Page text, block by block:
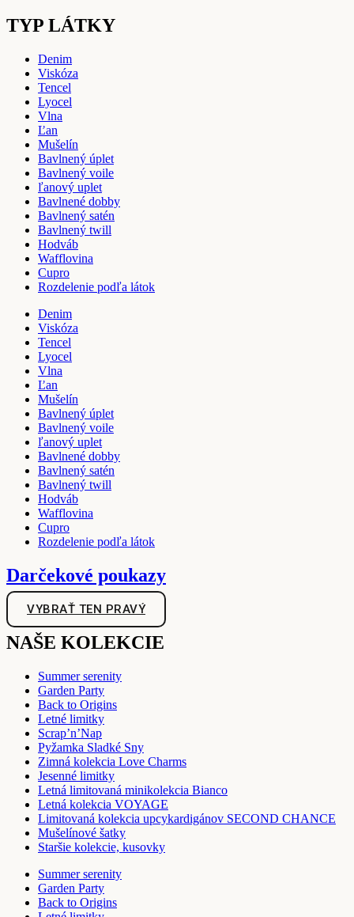
TYP LÁTKY
Denim
Viskóza
Tencel
Lyocel
Vlna
Ľan
Mušelín
Bavlnený úplet
Bavlnený voile
ľanový uplet
Bavlnené dobby
Bavlnený satén
Bavlnený twill
Hodváb
Wafflovina
Cupro
Rozdelenie podľa látok
Denim
Viskóza
Tencel
Lyocel
Vlna
Ľan
Mušelín
Bavlnený úplet
Bavlnený voile
ľanový uplet
Bavlnené dobby
Bavlnený satén
Bavlnený twill
Hodváb
Wafflovina
Cupro
Rozdelenie podľa látok
Darčekové poukazy
VYBRAŤ TEN PRAVÝ
NAŠE KOLEKCIE
Summer serenity
Garden Party
Back to Origins
Letné limitky
Scrap’n’Nap
Pyžamka Sladké Sny
Zimná kolekcia Love Charms
Jesenné limitky
Letná limitovaná minikolekcia Bianco
Letná kolekcia VOYAGE
Limitovaná kolekcia upcykardigánov SECOND CHANCE
Mušelínové šatky
Staršie kolekcie, kusovky
Summer serenity
Garden Party
Back to Origins